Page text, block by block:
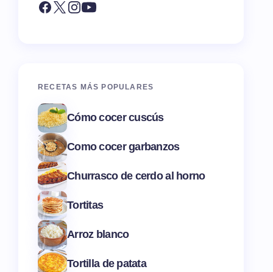
RECETAS MÁS POPULARES
Cómo cocer cuscús
Como cocer garbanzos
Churrasco de cerdo al horno
Tortitas
Arroz blanco
Tortilla de patata